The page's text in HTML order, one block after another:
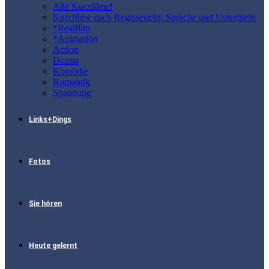
Alle Kurzfilme!
Kurzfilme nach Regisseur/in, Sprache und Untertiteln
*Realfilm
*Animation
Action
Drama
Komödie
Romantik
Spannung
Links+Dings
Fotos
Sie hören
Heute gelernt